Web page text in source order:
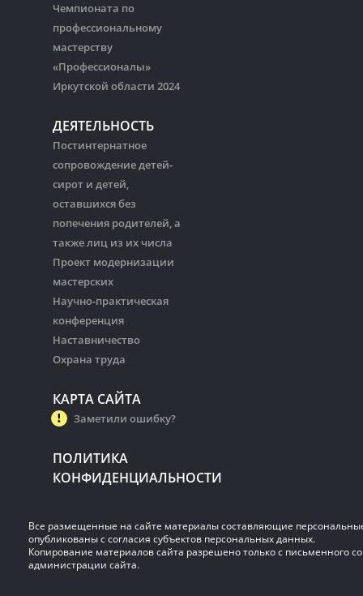
Чемпионата по
профессиональному
мастерству
«Профессионалы»
Иркутской области 2024
ДЕЯТЕЛЬНОСТЬ
Постинтернатное
сопровождение детей-
сирот и детей,
оставшихся без
попечения родителей, а
также лиц из их числа
Проект модернизации
мастерских
Научно-практическая
конференция
Наставничество
Охрана труда
КАРТА САЙТА
Заметили ошибку?
ПОЛИТИКА
КОНФИДЕНЦИАЛЬНОСТИ
Все размещенные на сайте материалы составляющие
опубликованы с согласия субъектов персональных данных.
Копирование материалов сайта разрешено только с письменного
администрации сайта.